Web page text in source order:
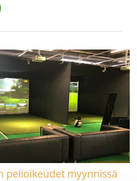
pelioikeudet myynnissä